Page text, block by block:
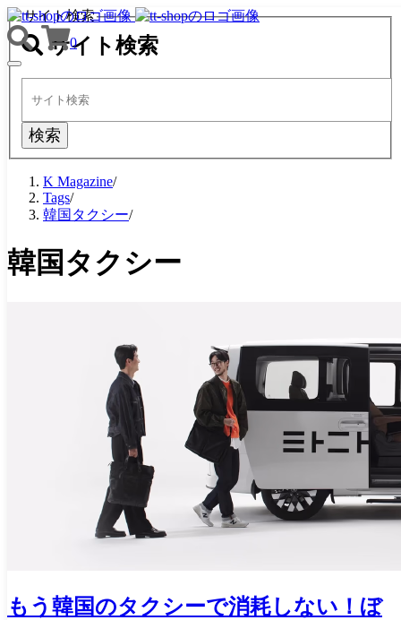
0
TOGGLE
NAVIGATION
サイト検索
サイト検索
検索
K Magazine/
Tags/
韓国タクシー/
韓国タクシー
もう韓国のタクシーで消耗しない！ぼ